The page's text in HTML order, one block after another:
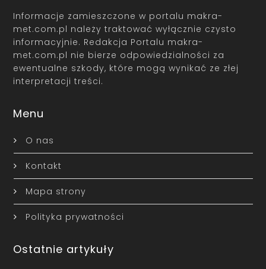
Informacje zamieszczone w portalu makra-
met.com.pl należy traktować wyłącznie czysto
informacyjnie. Redakcja Portalu makra-
met.com.pl nie bierze odpowiedzialności za
ewentualne szkody, które mogą wynikać ze złej
interpretacji treści.
Menu
O nas
Kontakt
Mapa strony
Polityka prywatności
Ostatnie artykuły